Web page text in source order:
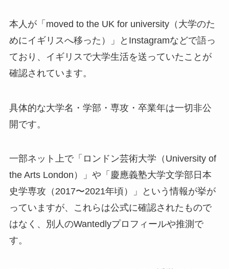
本人が「moved to the UK for university（大学のた
めにイギリスへ移った）」とInstagramなどで語っ
ており、イギリスで大学生活を送っていたことが
確認されています。
具体的な大学名・学部・専攻・卒業年は一切非公
開です。
一部ネット上で「ロンドン芸術大学（University of
the Arts London）」や「慶應義塾大学文学部日本
史学専攻（2017〜2021年頃）」という情報が挙が
っていますが、これらは公式に確認されたもので
はなく、別人のWantedlyプロフィールや推測で
す。